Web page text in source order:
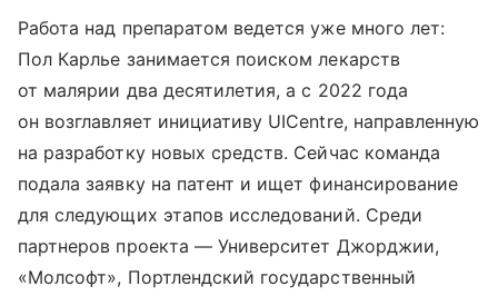
Работа над препаратом ведется уже много лет:
Пол Карлье занимается поиском лекарств
от малярии два десятилетия, а с 2022 года
он возглавляет инициативу UICentre, направленную
на разработку новых средств. Сейчас команда
подала заявку на патент и ищет финансирование
для следующих этапов исследований. Среди
партнеров проекта — Университет Джорджии,
«Молсофт», Портлендский государственный